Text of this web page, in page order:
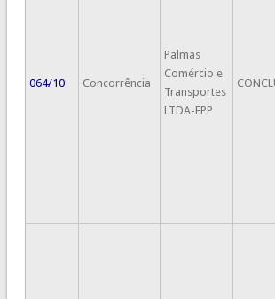
064/10 Concorrência
Palmas
Comércio e
Transportes
LTDA-EPP